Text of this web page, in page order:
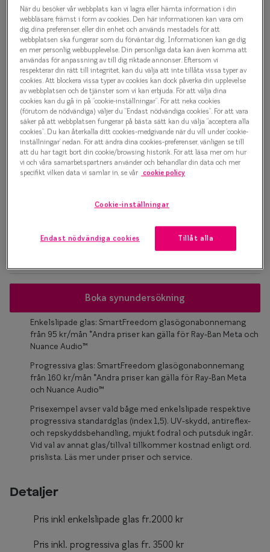
Taberg
Trender
Glasögonbåge
1 500 kr
Välj färg:
Silver
Osäker på vilken storlek du har? Se vår Storleksguide
Boka synundersökning
Enkelslipade glas: SmartFreedom glasögonabonnemang
från 95 kr/mån *Andra priser kan gälla för Ray-Ban Meta och
Nuance Audio™
Progressiva glas: SmartFreedom glasögonabonnemang
från 160 kr/mån *Andra priser kan gälla för Ray-Ban Meta
och Nuance Audio™
Prisexempel avser vald båge med enkelslipade respektive
progressiva standardglas (index 1,5). UV-skydd, antireflex-
och repskyddsbehandling, mjukt fodral och putsduk ingår.
Vid val av annat glas/tillval tillkommer kostnad enligt ord.
prislista. Läs mer under priser och service.
Detaljer
Pris inkl enkelslipade glas fr.2000 kr
Pris inkl. progressiva glas fr. 3500 kr
När du besöker vår webbplats kan vi lagra eller hämta information i din
webbläsare, främst i form av cookies. Den här informationen kan vara om
dig, dina preferenser, eller din enhet och används mestadels för att
webbplatsen ska fungerar som du förväntar dig. Informationen kan ge dig
en mer personlig webbupplevelse. Din personliga data kan även komma att
användas för anpassning av till dig riktade annonser. Eftersom vi
respekterar din rätt till integritet, kan du välja att inte tillåta vissa typer av
cookies. Att blockera vissa typer av cookies kan dock påverka din upplevelse
av webbplatsen och de tjänster som vi kan erbjuda. För att välja dina
cookies kan du gå in på ”cookie-inställningar”. För att neka cookies
(förutom de nödvändiga) väljer du ”Endast nödvändiga cookies”. För att vara
säker på att webbplatsen fungerar på bästa sätt kan du välja ”acceptera alla
cookies”. Du kan återkalla ditt cookies-medgivande när du vill under ’cookie-
inställningar’ nedan. För att ändra dina cookies-preferenser, vänligen se till
att du har tagit bort din cookie/browsing historik. För att läsa mer om hur
vi och våra samarbetspartners använder och behandlar din data och mer
specifikt vilken data vi samlar in, se vår cookie policy
Cookie-inställningar
Endast nödvändiga cookies Tillåt alla